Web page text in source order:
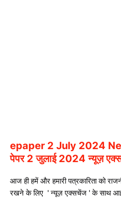
epaper 2 July 2024
पेपर 2 जुलाई 2024 न्यूज़
आज ही हमें और हमारी पत्रकारिता को
रखने के लिए ' न्यूज़ एक्सचेंज ' के साथ